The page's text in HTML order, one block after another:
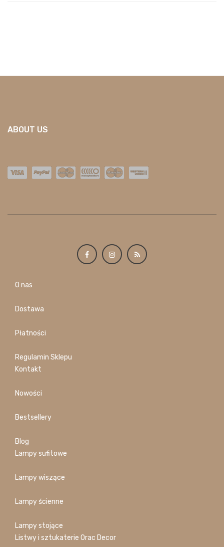
ABOUT US
O nas
Dostawa
Płatności
Regulamin Sklepu
Kontakt
Nowości
Bestsellery
Blog
Lampy sufitowe
Lampy wiszące
Lampy ścienne
Lampy stojące
Listwy i sztukaterie Orac Decor